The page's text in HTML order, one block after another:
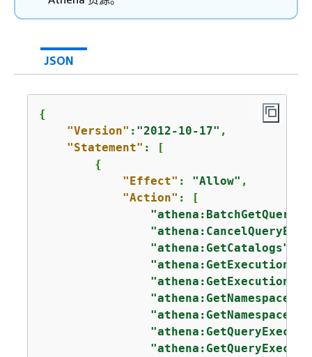
JSON
{
"Version" : "2012-10-17" ,
"Statement" : [
{
"Effect" : "Allow" ,
"Action" : [
"athena:GetCatalogs"
"athena:GetNamespace"
"athena:GetNamespaces"